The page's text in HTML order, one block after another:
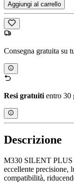
Aggiungi al carrello
Consegna gratuita su
Resi gratuiti entro 30
Descrizione
M330 SILENT PLUS
eccellente precisione,
compatibilità,